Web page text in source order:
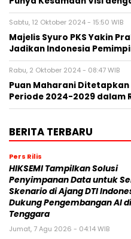
Sabtu, 12 Oktober 2024 - 15:50 WIB
Majelis Syuro PKS Yakin
Jadikan Indonesia
Rabu, 2 Oktober 2024 - 08:47 WIB
Puan Maharani Ditetapkan
Periode 2024-2029 dalam
BERITA TERBARU
Pers Rilis
HIKSEMI Tampilkan Solusi
Penyimpanan Data untuk
Skenario di Ajang DTI
Dukung Pengembangan AI
Tenggara
Jumat, 7 Agu 2026 - 04:14 WIB